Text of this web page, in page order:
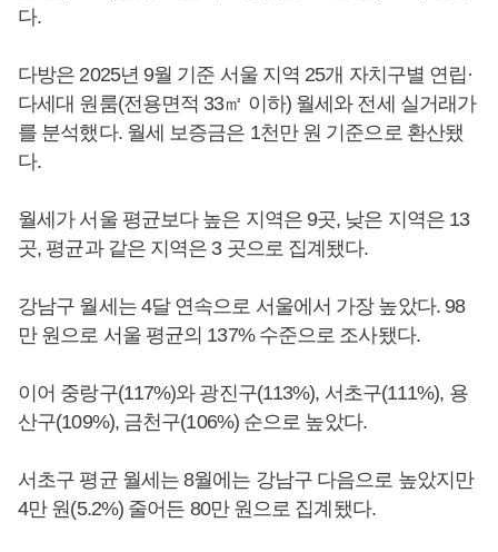
다.
다방은 2025년 9월 기준 서울 지역 25개 자치구별 연립·
다세대 원룸(전용면적 33㎡ 이하) 월세와 전세 실거래가
를 분석했다. 월세 보증금은 1천만 원 기준으로 환산됐
다.
월세가 서울 평균보다 높은 지역은 9곳, 낮은 지역은 13
곳, 평균과 같은 지역은 3 곳으로 집계됐다.
강남구 월세는 4달 연속으로 서울에서 가장 높았다. 98
만 원으로 서울 평균의 137% 수준으로 조사됐다.
이어 중랑구(117%)와 광진구(113%), 서초구(111%), 용
산구(109%), 금천구(106%) 순으로 높았다.
서초구 평균 월세는 8월에는 강남구 다음으로 높았지만
4만 원(5.2%) 줄어든 80만 원으로 집계됐다.